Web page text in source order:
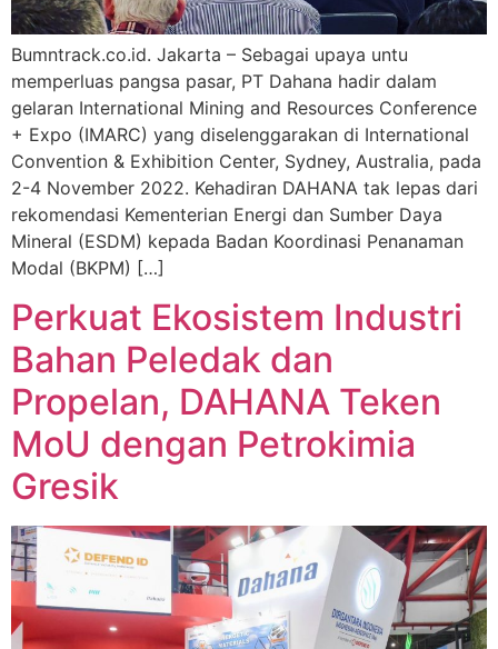
Bumntrack.co.id. Jakarta – Sebagai upaya untu
memperluas pangsa pasar, PT Dahana hadir dalam
gelaran International Mining and Resources Conference
+ Expo (IMARC) yang diselenggarakan di International
Convention & Exhibition Center, Sydney, Australia, pada
2-4 November 2022. Kehadiran DAHANA tak lepas dari
rekomendasi Kementerian Energi dan Sumber Daya
Mineral (ESDM) kepada Badan Koordinasi Penanaman
Modal (BKPM) […]
Perkuat Ekosistem Industri
Bahan Peledak dan
Propelan, DAHANA Teken
MoU dengan Petrokimia
Gresik